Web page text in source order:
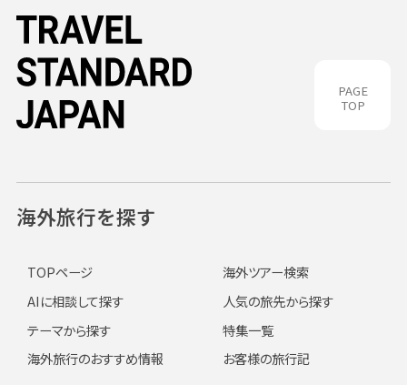
PAGE
TOP
海外旅行を探す
TOPページ
海外ツアー検索
AIに相談して探す
人気の旅先から探す
テーマから探す
特集一覧
海外旅行のおすすめ情報
お客様の旅行記